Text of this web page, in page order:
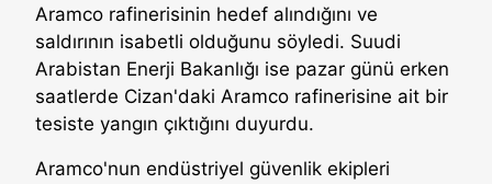
Aramco rafinerisinin hedef alındığını ve
saldırının isabetli olduğunu söyledi. Suudi
Arabistan Enerji Bakanlığı ise pazar günü erken
saatlerde Cizan'daki Aramco rafinerisine ait bir
tesiste yangın çıktığını duyurdu.
Aramco'nun endüstriyel güvenlik ekipleri